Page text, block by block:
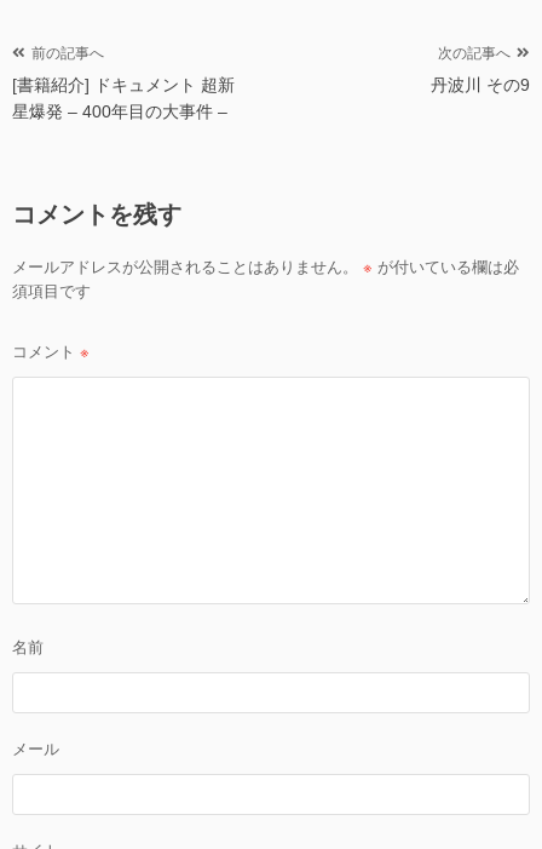
投
稿
ナ
ー
シ
ョ
前の記事へ
[書籍紹介] ドキュメント 超新
星爆発 – 400年目の大事件 –
次の記事へ
丹波川 その9
コメントを残す
メールアドレスが公開されることはありません。 ※ が付いている欄は必
須項目です
コメント ※
名前
メール